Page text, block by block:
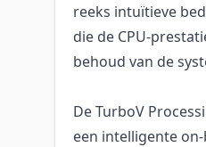
reeks intuïtieve
die de CPU-
behoud van de
De TurboV
een intelligente